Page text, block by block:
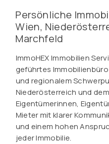
Persönliche
Wien,
Marchfeld
ImmoHEX Immobilien
geführtes
und regionalem
Niederösterreich und
Eigentümerinnen,
Mieter mit klarer
und einem hohen
jeder Immobilie.